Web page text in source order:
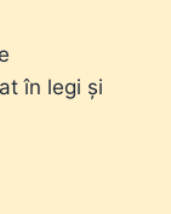
în legi și